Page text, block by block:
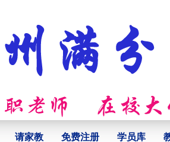
请家教 免费注册 学员库